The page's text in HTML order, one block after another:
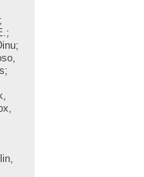
;
;
;
;